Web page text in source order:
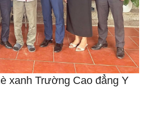
xanh Trường Cao đẳng Y